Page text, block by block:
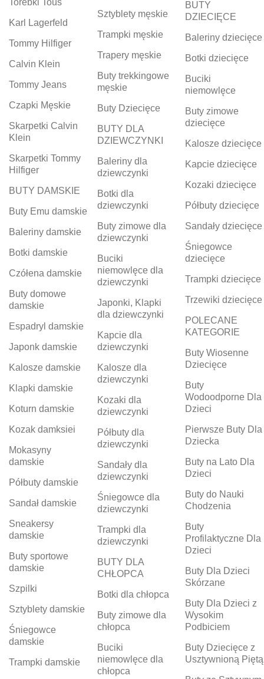
Torebki Tous
Karl Lagerfeld
Tommy Hilfiger
Calvin Klein
Tommy Jeans
Czapki Męskie
Skarpetki Calvin
Klein
Skarpetki Tommy
Hilfiger
BUTY DAMSKIE
Buty Emu damskie
Baleriny damskie
Botki damskie
Czółena damskie
Buty domowe
damskie
Espadryl damskie
Japonk damskie
Kalosze damskie
Klapki damskie
Koturn damskie
Kozak damksiei
Mokasyny
damskie
Półbuty damskie
Sandał damskie
Sneakersy
damskie
Buty sportowe
damskie
Szpilki
Sztyblety damskie
Śniegowce
damskie
Trampki damskie
Sztyblety męskie
Trampki męskie
Trapery męskie
Buty trekkingowe
męskie
Buty Dziecięce
BUTY DLA
DZIEWCZYNKI
Baleriny dla
dziewczynki
Botki dla
dziewczynki
Buty zimowe dla
dziewczynki
Buciki
niemowlęce dla
dziewczynki
Japonki, Klapki
dla dziewczynki
Kapcie dla
dziewczynki
Kalosze dla
dziewczynki
Kozaki dla
dziewczynki
Półbuty dla
dziewczynki
Sandały dla
dziewczynki
Śniegowce dla
dziewczynki
Trampki dla
dziewczynki
BUTY DLA
CHŁOPCA
Botki dla chłopca
Buty zimowe dla
chłopca
Buciki
niemowlęce dla
chłopca
BUTY
DZIECIĘCE
Baleriny dziecięce
Botki dziecięce
Buciki
niemowlęce
Buty zimowe
dziecięce
Kalosze dziecięce
Kapcie dziecięce
Kozaki dziecięce
Półbuty dziecięce
Sandały dziecięce
Śniegowce
dziecięce
Trampki dziecięce
Trzewiki dziecięce
POLECANE
KATEGORIE
Buty Wiosenne
Dziecięce
Buty
Wodoodporne Dla
Dzieci
Pierwsze Buty Dla
Dziecka
Buty na Lato Dla
Dzieci
Buty do Nauki
Chodzenia
Buty
Profilaktyczne Dla
Dzieci
Buty Dla Dzieci
Skórzane
Buty Dla Dzieci z
Wysokim
Podbiciem
Buty Dziecięce z
Usztywnioną Piętą